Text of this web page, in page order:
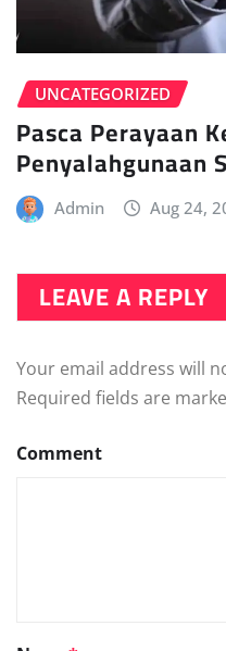
UNCATEGORIZED
Pasca Perayaan
Penyalahgunaan
Admin Aug 24,
LEAVE A REPLY
Your email address will
Required fields are
Comment